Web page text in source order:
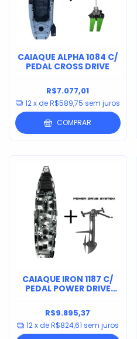
CAIAQUE ALPHA 1084 C/
PEDAL CROSS DRIVE
R$7.077,01
12x deR$589,75 sem juros
COMPRAR
CAIAQUE IRON 1187 C/
PEDAL POWER DRIVE
R$9.895,37
12x deR$824,61 sem juros